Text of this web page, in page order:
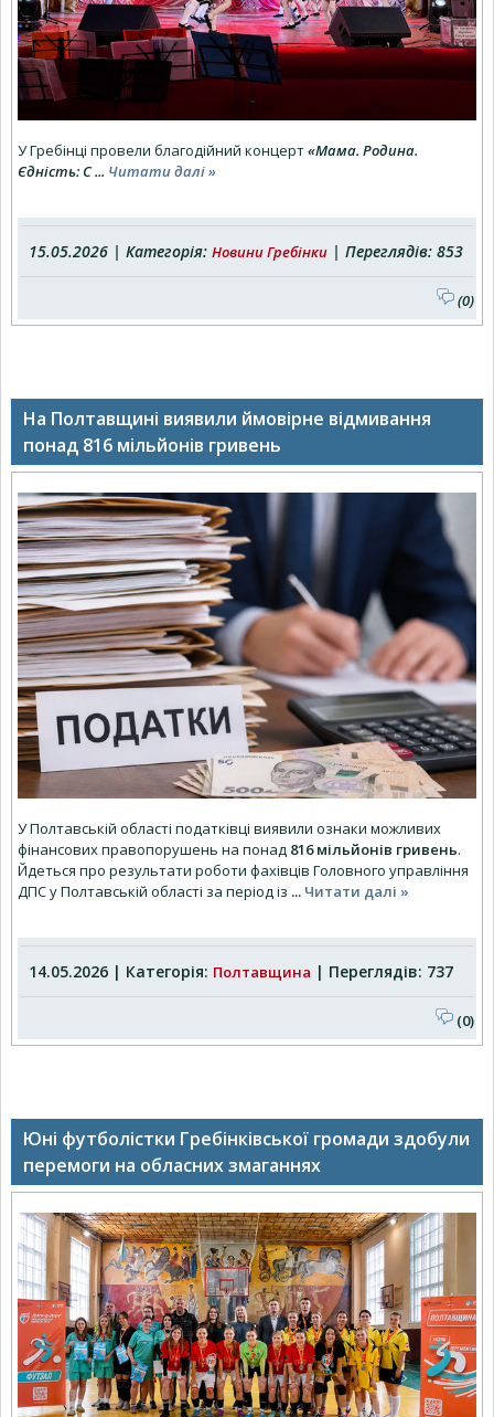
У Гребінці провели благодійний концерт«Мама. Родина.
Єдність: С... Читати далі »
15.05.2026 | Категорія: Новини Гребінки | Переглядів: 853
(0)
На Полтавщині виявили ймовірне відмивання
понад 816 мільйонів гривень
У Полтавській області податківці виявили ознаки можливих
фінансових правопорушень на понад 816 мільйонів гривень.
Йдеться про результати роботи фахівців Головного управління
ДПС у Полтавській області за період із ... Читати далі »
14.05.2026 | Категорія: Полтавщина | Переглядів: 737
(0)
Юні футболістки Гребінківської громади здобули
перемоги на обласних змаганнях